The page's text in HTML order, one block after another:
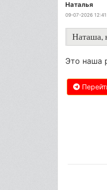
Наталья
09-07-2026
Наташа,
Это наша